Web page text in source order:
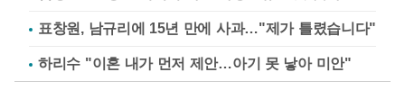
표창원, 남규리에 15년 만에 사과…"제가 틀렸습니다"
하리수 "이혼 내가 먼저 제안…아기 못 낳아 미안"